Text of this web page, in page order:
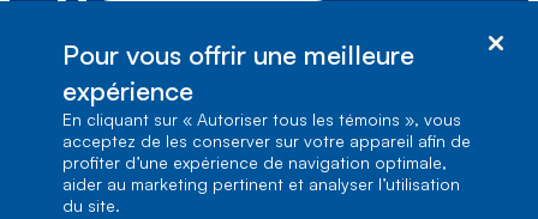
1, carrefour Alexander-Graham-Bell, Aile A-7,
Verdun, Québec, H3E 3B3
Pour vous offrir une meilleure
expérience
En cliquant sur « Autoriser tous les témoins », vous
acceptez de les conserver sur votre appareil afin de
profiter d’une expérience de navigation optimale,
aider au marketing pertinent et analyser l’utilisation
du site.